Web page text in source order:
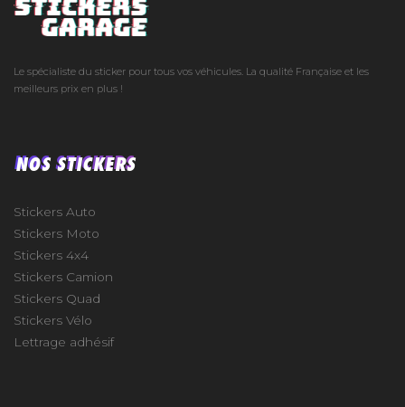
Le spécialiste du sticker pour tous vos véhicules. La qualité Française et les
meilleurs prix en plus !
NOS STICKERS
Stickers Auto
Stickers Moto
Stickers 4x4
Stickers Camion
Stickers Quad
Stickers Vélo
Lettrage adhésif